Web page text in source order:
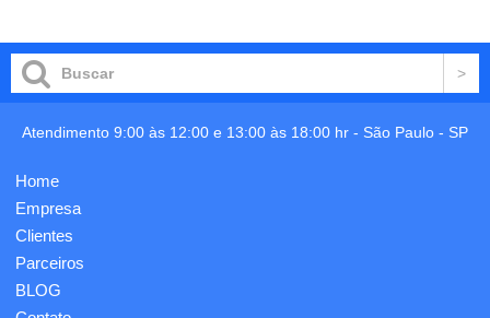
transparente
com
três
detalhes
tampa
branca,
no
centro
da
tampa...
sistema
anti
Atendimento 9:00 às 12:00 e 13:00 às 18:00 hr - São Paulo - SP
Home
Empresa
Clientes
Parceiros
BLOG